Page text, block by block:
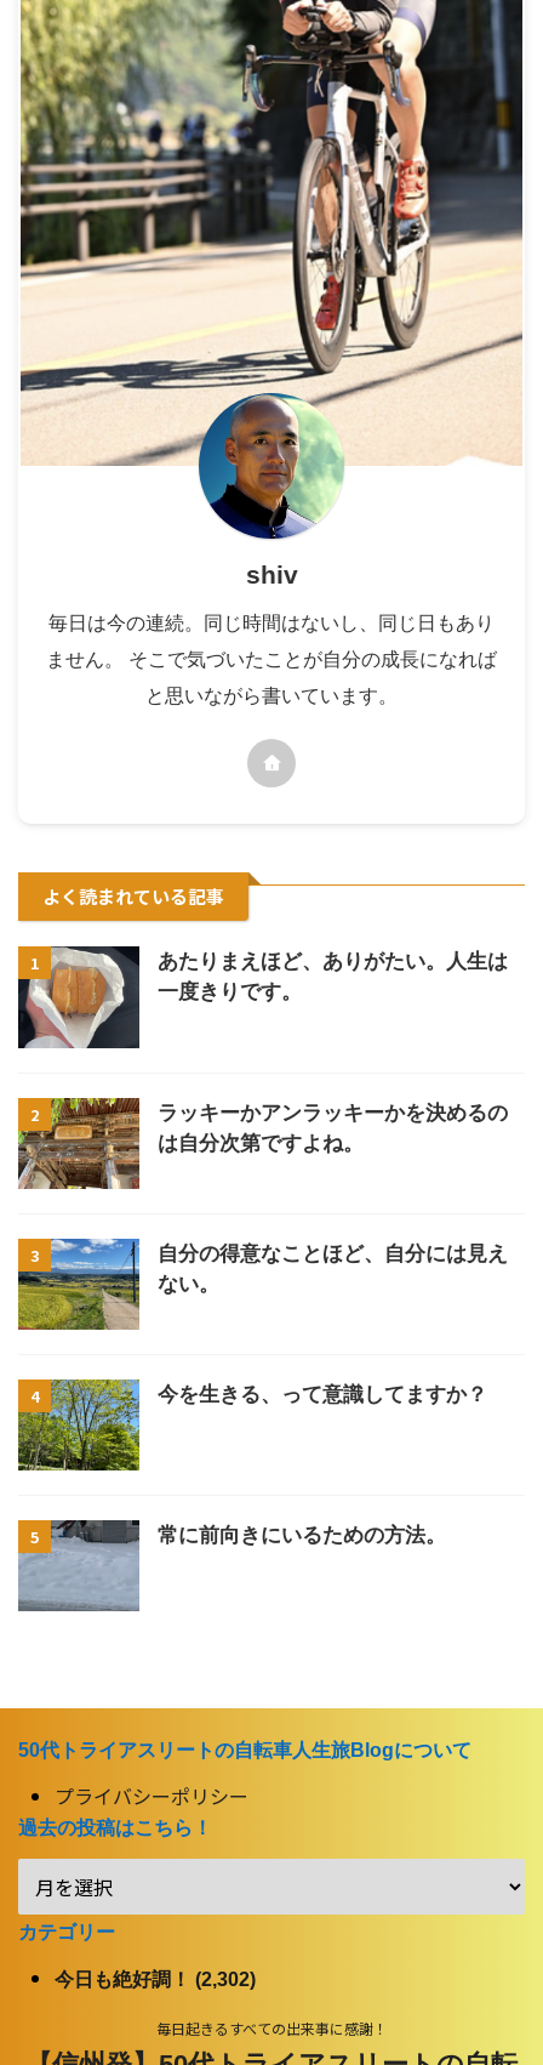
shiv
毎日は今の連続。同じ時間はないし、同じ日もあり
ません。 そこで気づいたことが自分の成長になれば
と思いながら書いています。
よく読まれている記事
1
あたりまえほど、ありがたい。人生は
一度きりです。
2
ラッキーかアンラッキーかを決めるの
は自分次第ですよね。
3
自分の得意なことほど、自分には見え
ない。
4 今を生きる、って意識してますか？
5 常に前向きにいるための方法。
50代トライアスリートの自転車人生旅Blogについて
プライバシーポリシー
過去の投稿はこちら！
カテゴリー
今日も絶好調！ (2,302)
毎日起きるすべての出来事に感謝！